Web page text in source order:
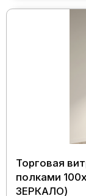
Торговая
полками
ЗЕРКАЛО)